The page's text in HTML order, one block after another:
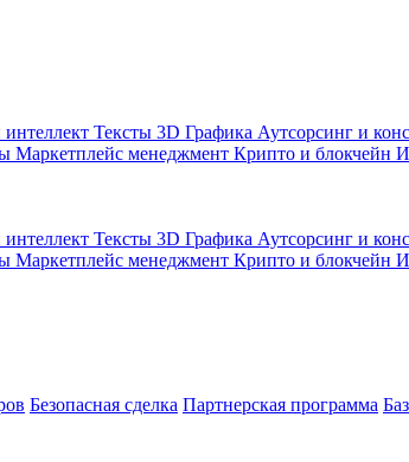
Тексты 3D Графика Аутсорсинг и
Маркетплейс менеджмент Крипто и блокчейн
Тексты 3D Графика Аутсорсинг и
Маркетплейс менеджмент Крипто и блокчейн
Безопасная сделка Партнерская программа